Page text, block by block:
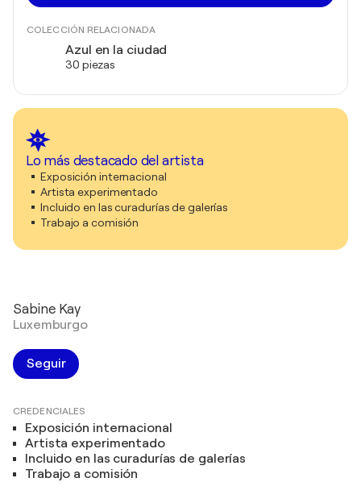
COLECCIÓN RELACIONADA
Azul en la ciudad
30 piezas
Lo más destacado del artista
Exposición internacional
Artista experimentado
Incluido en las curadurías de galerías
Trabajo a comisión
Sabine Kay
Luxemburgo
Seguir
CREDENCIALES
Exposición internacional
Artista experimentado
Incluido en las curadurías de galerías
Trabajo a comisión